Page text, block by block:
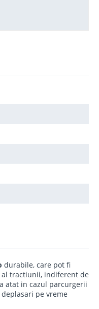
durabile, care pot fi
tractiunii, indiferent de
atat in cazul parcurgerii
pe vreme